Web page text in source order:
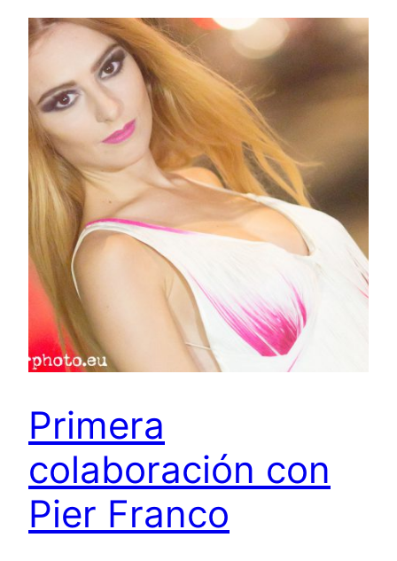
Primera
colaboración con
Pier Franco